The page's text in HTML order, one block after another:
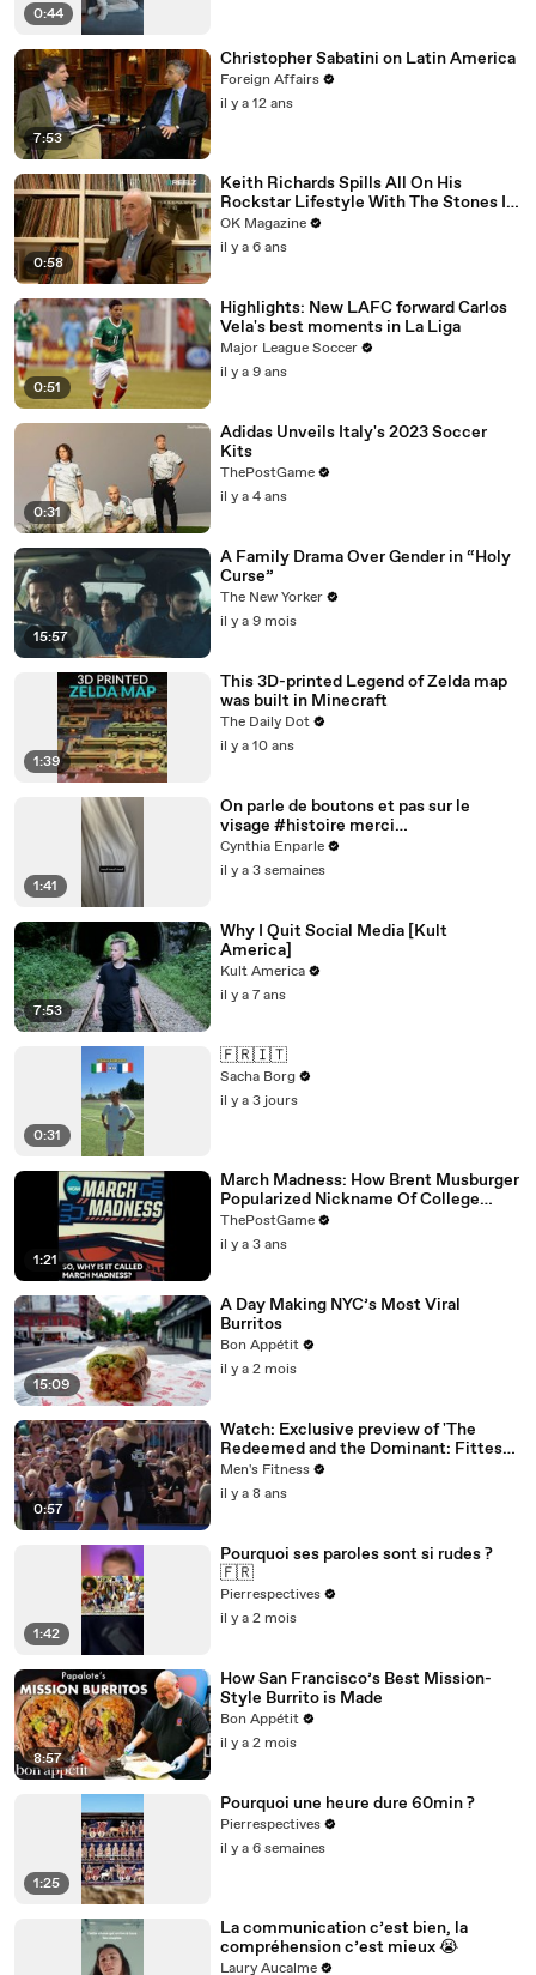
0:44
7:53
Christopher Sabatini on Latin America
Foreign Affairs
il y a 12 ans
0:58
Keith Richards Spills All On His
Rockstar Lifestyle With The Stones In
New REELZ Doc: Watch
OK Magazine
il y a 6 ans
0:51
Highlights: New LAFC forward Carlos
Vela's best moments in La Liga
Major League Soccer
il y a 9 ans
0:31
Adidas Unveils Italy's 2023 Soccer
Kits
ThePostGame
il y a 4 ans
15:57
A Family Drama Over Gender in “Holy
Curse”
The New Yorker
il y a 9 mois
1:39
This 3D-printed Legend of Zelda map
was built in Minecraft
The Daily Dot
il y a 10 ans
1:41
On parle de boutons et pas sur le
visage #histoire merci
@studio_paillette prêt*
Cynthia Enparle
il y a 3 semaines
7:53
Why I Quit Social Media [Kult
America]
Kult America
il y a 7 ans
0:31
🇫🇷🇮🇹
Sacha Borg
il y a 3 jours
1:21
March Madness: How Brent Musburger
Popularized Nickname Of College
Basketball's Signature Event
ThePostGame
il y a 3 ans
15:09
A Day Making NYC’s Most Viral
Burritos
Bon Appétit
il y a 2 mois
0:57
Watch: Exclusive preview of 'The
Redeemed and the Dominant: Fittest
on Earth'
Men's Fitness
il y a 8 ans
1:42
Pourquoi ses paroles sont si rudes ?
🇫🇷
Pierrespectives
il y a 2 mois
8:57
How San Francisco’s Best Mission-
Style Burrito is Made
Bon Appétit
il y a 2 mois
1:25
Pourquoi une heure dure 60min ?
Pierrespectives
il y a 6 semaines
La communication c’est bien, la
compréhension c’est mieux 😭
Laury Aucalme